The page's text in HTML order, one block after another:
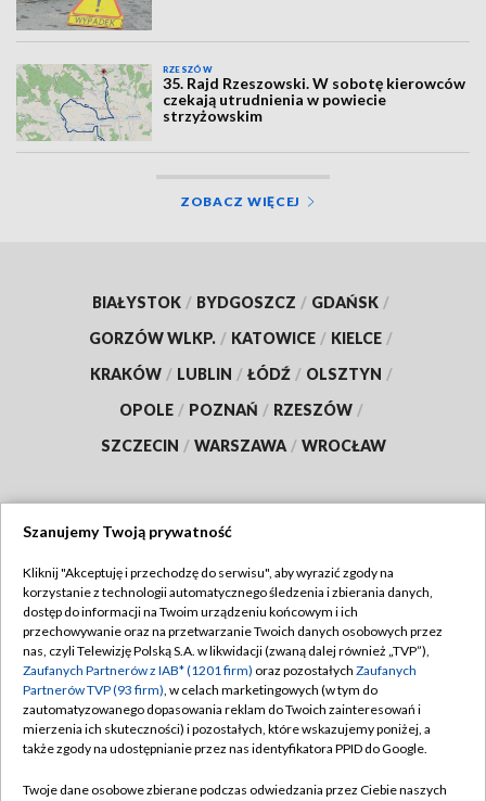
RZESZÓW
35. Rajd Rzeszowski. W sobotę kierowców
czekają utrudnienia w powiecie
strzyżowskim
ZOBACZ WIĘCEJ
BIAŁYSTOK / BYDGOSZCZ / GDAŃSK /
GORZÓW WLKP. / KATOWICE / KIELCE /
KRAKÓW / LUBLIN / ŁÓDŹ / OLSZTYN /
OPOLE / POZNAŃ / RZESZÓW /
SZCZECIN / WARSZAWA / WROCŁAW
TVP
Abonament TVP
Emisja w TVP
Centrum informacji TVP
Naziemna Telewizja Cyfrowa
Regulamin TVP
Polityka prywatności
Moje zgody
Pomoc
Szanujemy Twoją prywatność
Kliknij "Akceptuję i przechodzę do serwisu", aby wyrazić zgody na
korzystanie z technologii automatycznego śledzenia i zbierania danych,
dostęp do informacji na Twoim urządzeniu końcowym i ich
przechowywanie oraz na przetwarzanie Twoich danych osobowych przez
nas, czyli Telewizję Polską S.A. w likwidacji (zwaną dalej również „TVP”),
Zaufanych Partnerów z IAB* (1201 firm) oraz pozostałych Zaufanych
Partnerów TVP (93 firm), w celach marketingowych (w tym do
zautomatyzowanego dopasowania reklam do Twoich zainteresowań i
mierzenia ich skuteczności) i pozostałych, które wskazujemy poniżej, a
także zgody na udostępnianie przez nas identyfikatora PPID do Google.
Twoje dane osobowe zbierane podczas odwiedzania przez Ciebie naszych